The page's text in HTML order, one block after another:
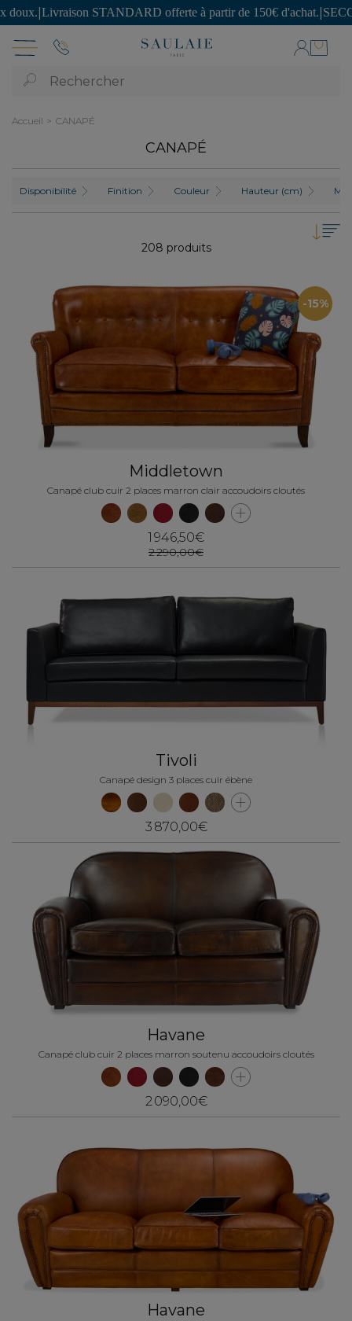
à partir de 150€ d'achat.| SECONDE VIE : des pièces
Rechercher
Accueil CANAPÉ
CANAPÉ
Disponibilité Finition Couleur Hauteur (cm)
208 produits
-15%
Middletown
Canapé club cuir 2 places marron clair accoudoirs cloutés
1 946,50€
2 290,00€
Tivoli
Canapé design 3 places cuir ébène
3 870,00€
Havane
Canapé club cuir 2 places marron soutenu accoudoirs cloutés
2 090,00€
Havane